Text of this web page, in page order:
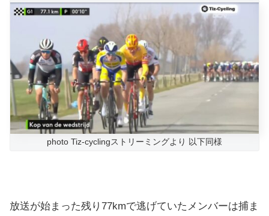
photo Tiz-cyclingストリーミングより 以下同様
放送が始まった残り77kmで逃げていたメンバーは捕ま